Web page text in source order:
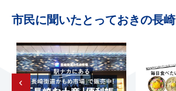
市民に聞いたとっておきの長崎